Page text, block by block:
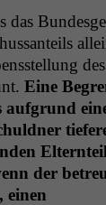
das
des
Eine
auf­grund
der
einen